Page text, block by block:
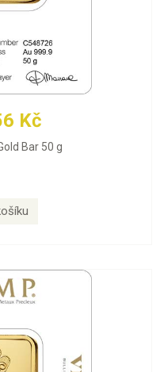
Kč
Bar 50 g